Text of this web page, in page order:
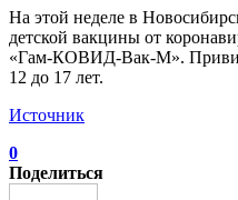
На этой неделе в
детской вакцины от
«Гам-КОВИД-Вак-М».
12 до 17 лет.
Источник
0
Поделиться